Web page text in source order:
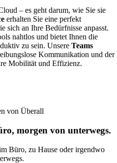
– es geht darum, wie Sie sie
erhalten Sie eine perfekt
sich an Ihre Bedürfnisse anpasst.
nahtlos und bietet Ihnen die
zu sein. UnsereTeams
Kommunikation und der
Mobilität und Effizienz.
morgen von unterwegs.
Büro, zu Hause oder irgendwo